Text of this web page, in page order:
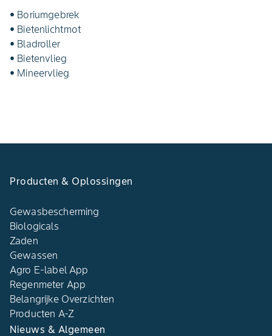
• Boriumgebrek
• Bietenlichtmot
• Bladroller
• Bietenvlieg
• Mineervlieg
Producten & Oplossingen
Gewasbescherming
Biologicals
Zaden
Gewassen
Agro E-label App
Regenmeter App
Belangrijke Overzichten
Producten A-Z
Nieuws & Algemeen